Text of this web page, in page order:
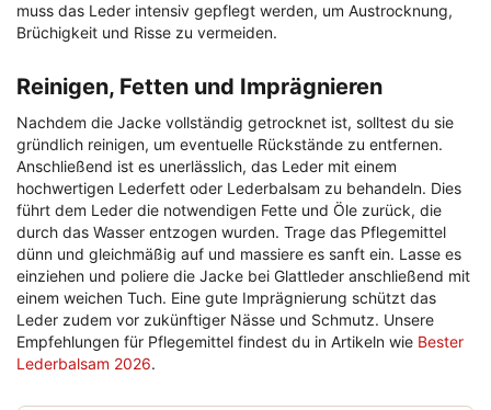
muss das Leder intensiv gepflegt werden, um Austrocknung,
Brüchigkeit und Risse zu vermeiden.
Reinigen, Fetten und Imprägnieren
Nachdem die Jacke vollständig getrocknet ist, solltest du sie
gründlich reinigen, um eventuelle Rückstände zu entfernen.
Anschließend ist es unerlässlich, das Leder mit einem
hochwertigen Lederfett oder Lederbalsam zu behandeln. Dies
führt dem Leder die notwendigen Fette und Öle zurück, die
durch das Wasser entzogen wurden. Trage das Pflegemittel
dünn und gleichmäßig auf und massiere es sanft ein. Lasse es
einziehen und poliere die Jacke bei Glattleder anschließend mit
einem weichen Tuch. Eine gute Imprägnierung schützt das
Leder zudem vor zukünftiger Nässe und Schmutz. Unsere
Empfehlungen für Pflegemittel findest du in Artikeln wie Bester
Lederbalsam 2026.